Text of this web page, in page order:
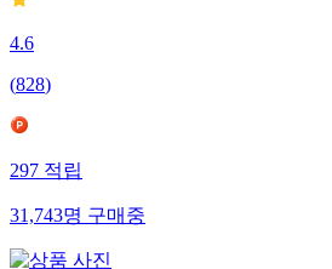
4.6
(828)
297적립
31,743명구매중